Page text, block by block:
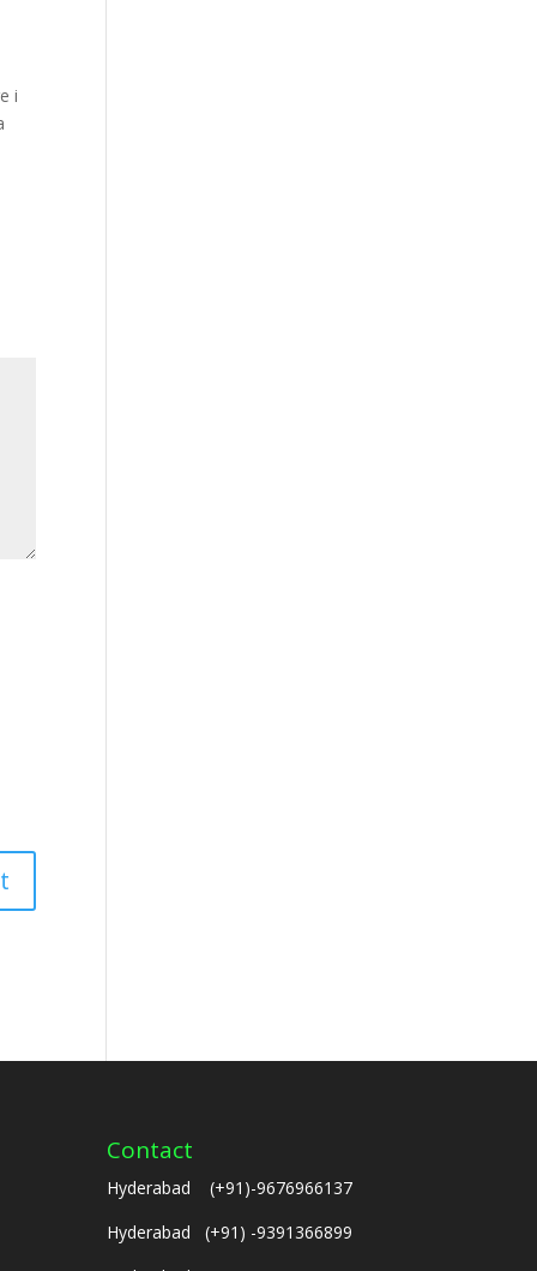
i
Contact
Hyderabad (+91)-9676966137
Hyderabad (+91) -9391366899